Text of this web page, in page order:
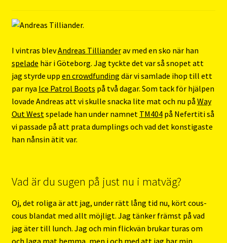
I vintras blevAndreas Tillianderav med en sko när han
spelade här i Göteborg. Jag tyckte det var så snopet att
jag styrde upp en crowdfunding där vi samlade ihop till ett
par nya Ice Patrol Boots på två dagar. Som tack för hjälpen
lovade Andreas att vi skulle snacka lite mat och nu på Way
Out Westspelade han under namnet TM404på Nefertiti så
vi passade på att prata dumplings och vad det konstigaste
han nånsin ätit var.
Vad är du sugen på just nu i matväg?
Oj, det roliga är att jag, under rätt lång tid nu, kört cous-
cous blandat med allt möjligt. Jag tänker främst på vad
jag äter till lunch. Jag och min flickvän brukar turas om